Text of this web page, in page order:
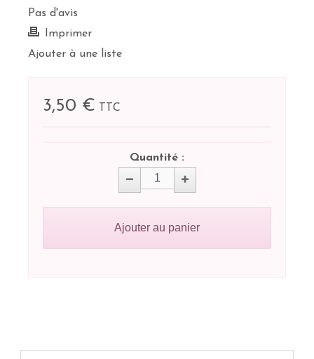
Pas d'avis
Imprimer
Ajouter à une liste
3,50 € TTC
Quantité :
Ajouter au panier